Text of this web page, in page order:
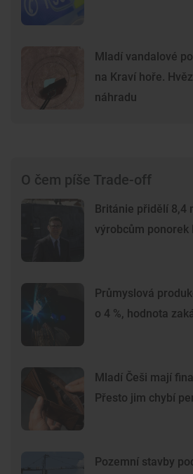
Mladí vandalové
na Kraví hoře.
náhradu
O čem píše Trade-off
Británie přidělí 8,4
výrobcům ponorek
Průmyslová
o 4 %, hodnota
Mladí Češi mají
Přesto jim chybí
Pozemní stavby